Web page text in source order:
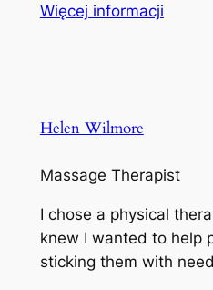
Więcej informacji
Helen Wilmore
Massage Therapist
I chose a physical
knew I wanted to help
sticking them with